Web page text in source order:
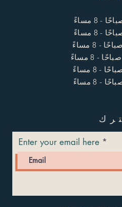
Enter your email here